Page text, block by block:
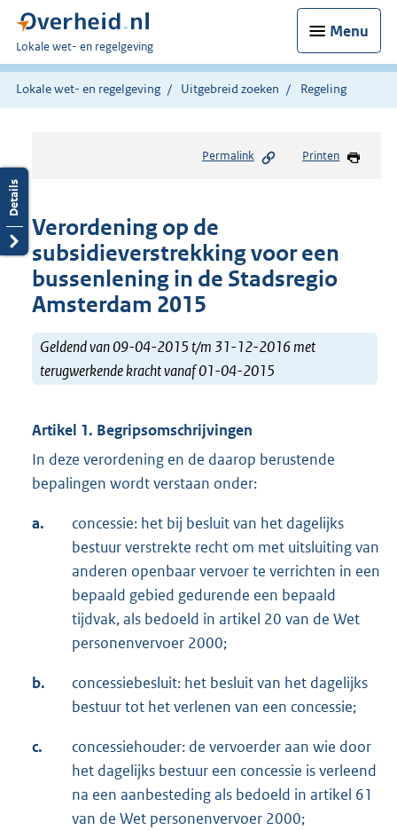
Menu
U
bent
hier:
Lokale wet- en regelgeving
Lokale wet- en regelgeving Uitgebreid zoeken Regeling
Permalink Printen
Verordening op de
subsidieverstrekking voor een
bussenlening in de Stadsregio
Amsterdam 2015
Geldend van 09-04-2015 t/m 31-12-2016 met
terugwerkende kracht vanaf 01-04-2015
Artikel 1. Begripsomschrijvingen
In deze verordening en de daarop berustende
bepalingen wordt verstaan onder:
a.
concessie: het bij besluit van het dagelijks
bestuur verstrekte recht om met uitsluiting van
anderen openbaar vervoer te verrichten in een
bepaald gebied gedurende een bepaald
tijdvak, als bedoeld in artikel 20 van de Wet
personenvervoer 2000;
b.
concessiebesluit: het besluit van het dagelijks
bestuur tot het verlenen van een concessie;
c.
concessiehouder: de vervoerder aan wie door
het dagelijks bestuur een concessie is verleend
na een aanbesteding als bedoeld in artikel 61
van de Wet personenvervoer 2000;